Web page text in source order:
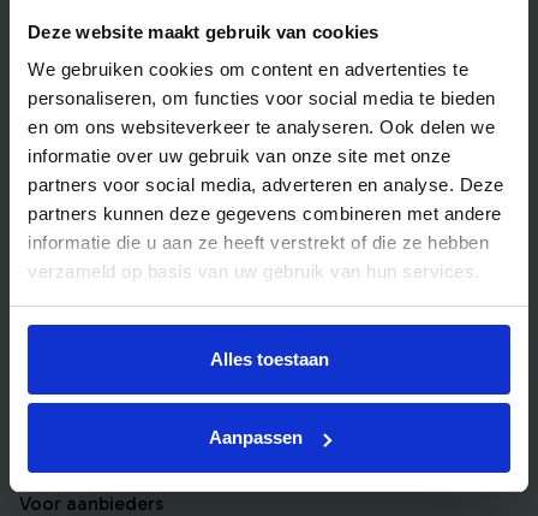
Deze website maakt gebruik van cookies
We gebruiken cookies om content en advertenties te
personaliseren, om functies voor social media te bieden
en om ons websiteverkeer te analyseren. Ook delen we
informatie over uw gebruik van onze site met onze
partners voor social media, adverteren en analyse. Deze
partners kunnen deze gegevens combineren met andere
informatie die u aan ze heeft verstrekt of die ze hebben
verzameld op basis van uw gebruik van hun services.
Alles toestaan
Aanpassen
Blog
Veelgestelde vragen
Bedrijfsuitjes
Bedrijfsuitje outdoor
Bedrijfsuitje indoor
Bedrijfsuitje actief
Bedrijfsuitje Brabant
Bedrijfsuitje uniek
Voor aanbieders